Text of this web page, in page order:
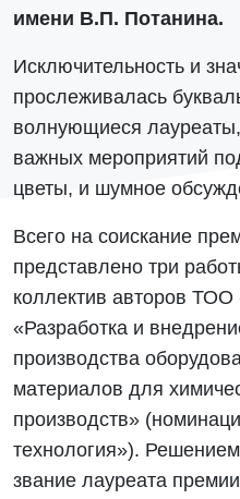
имени В.П. Потанина.
Исключительность и
прослеживалась
волнующиеся
важных мероприятий
цветы, и шумное
Всего на соискание
представлено три
коллектив авторов
«Разработка и
производства
материалов для
производств»
технология»).
звание лауреата